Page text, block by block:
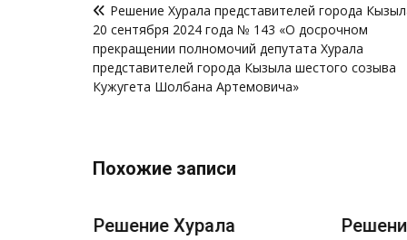
по
записям
Решение Хурала представителей города
20 сентября 2024 года № 143 «О досрочном
прекращении полномочий депутата Хурала
представителей города Кызыла шестого созыва
Кужугета Шолбана Артемовича»
Похожие записи
Решение Хурала